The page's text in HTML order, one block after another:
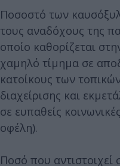
Ποσοστό των
τους αναδόχους της
οποίο καθορίζεται
χαμηλό τίμημα σε
κατοίκους των
διαχείρισης και
σε ευπαθείς
οφέλη).
Ποσό που